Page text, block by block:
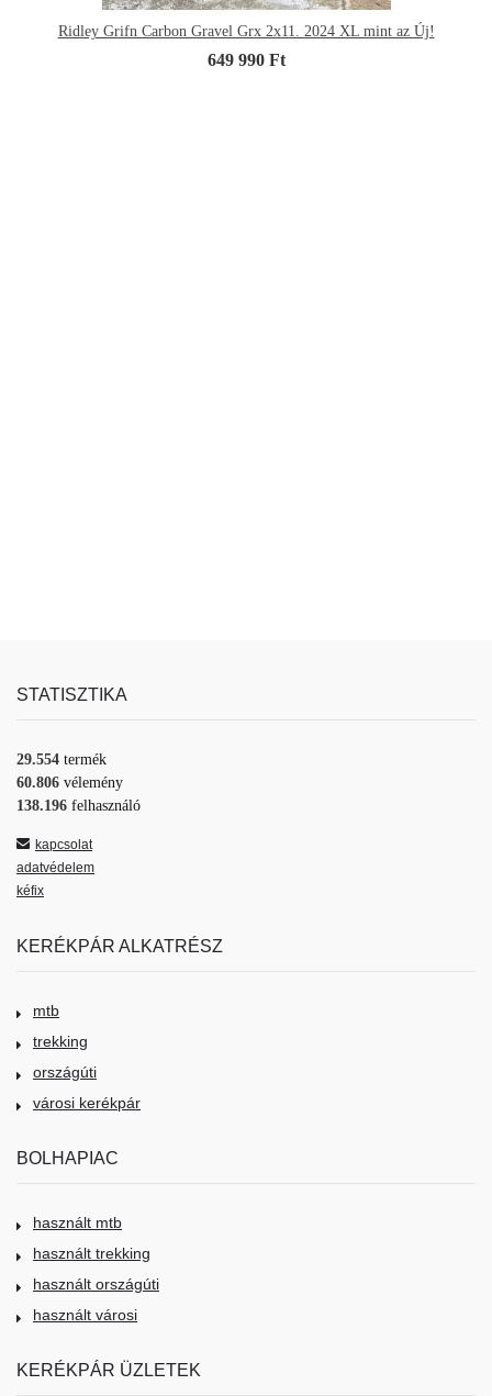
Ridley Grifn Carbon Gravel Grx 2x11. 2024 XL mint az Új!
649 990 Ft
STATISZTIKA
29.554 termék
60.806 vélemény
138.196 felhasználó
kapcsolat
adatvédelem
kéfix
KERÉKPÁR ALKATRÉSZ
mtb
trekking
országúti
városi kerékpár
BOLHAPIAC
használt mtb
használt trekking
használt országúti
használt városi
KERÉKPÁR ÜZLETEK